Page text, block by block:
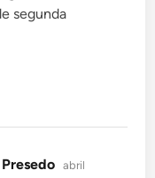
segunda
dice:
abril